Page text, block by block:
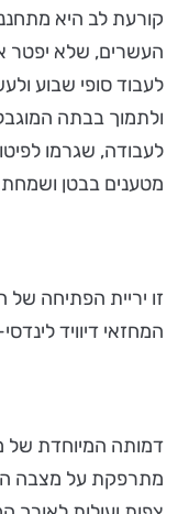
קורעת לב היא
העשרים, שלא יפטר
לעבוד סופי שבוע
ולתמוך בבתה
לעבודה, שגרמו
מטענים בבטן
זו יריית הפתיחה
המחזאי דיוויד
דמותה המיוחדת של
מתרפקת על מצבה